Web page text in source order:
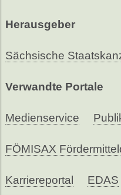
Herausgeber
Sächsische
Verwandte Portale
Medienservice
FÖMISAX
Karriereportal EDAS